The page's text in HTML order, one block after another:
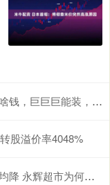
巨巨能装，房间大1倍
股溢价率4048%
为何还能“三连板”？